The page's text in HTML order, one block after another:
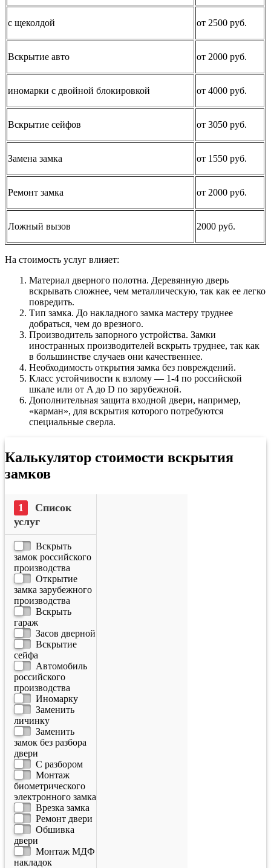
с щеколдой от 2500 руб.
Вскрытие авто от 2000 руб.
иномарки с двойной блокировкой от 4000 руб.
Вскрытие сейфов от 3050 руб.
Замена замка от 1550 руб.
Ремонт замка от 2000 руб.
Ложный вызов 2000 руб.
На стоимость услуг влияет:
Материал дверного полотна. Деревянную дверь
вскрывать сложнее, чем металлическую, так как ее легко
повредить.
Тип замка. До накладного замка мастеру труднее
добраться, чем до врезного.
Производитель запорного устройства. Замки
иностранных производителей вскрыть труднее, так как
в большинстве случаев они качественнее.
Необходимость открытия замка без повреждений.
Класс устойчивости к взлому — 1-4 по российской
шкале или от A до D по зарубежной.
Дополнительная защита входной двери, например,
«карман», для вскрытия которого потребуются
специальные сверла.
Калькулятор стоимости вскрытия
замков
Список
услуг
Вскрыть
замок российского
производства
Открытие
замка зарубежного
производства
Вскрыть
гараж
Засов дверной
Вскрытие
сейфа
Автомобиль
российского
производства
Иномарку
Заменить
личинку
Заменить
замок без разбора
двери
С разбором
Монтаж
биометрического
электронного замка
Врезка замка
Ремонт двери
Обшивка
двери
Монтаж МДФ
накладок